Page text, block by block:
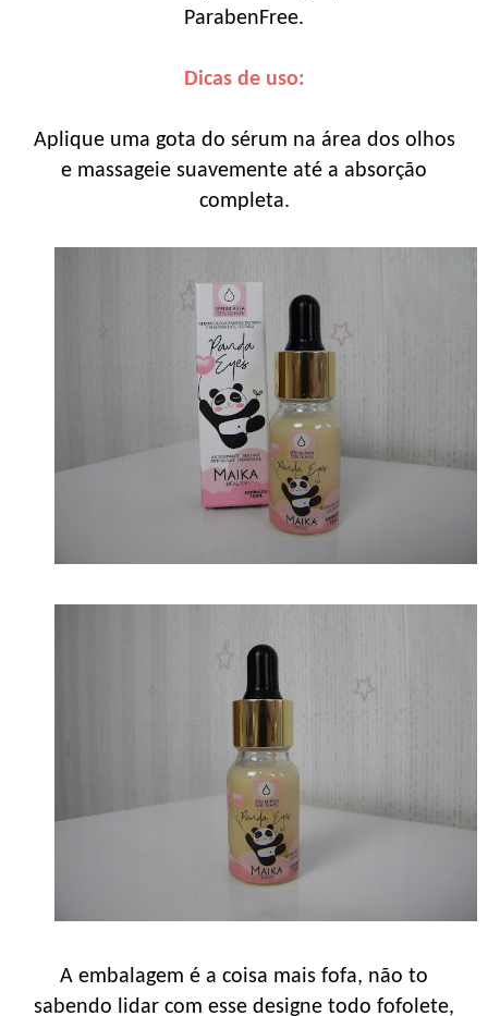
ParabenFree.
Dicas de uso:
Aplique uma gota do sérum na área dos olhos
e massageie suavemente até a absorção
completa.
A embalagem é a coisa mais fofa, não to
sabendo lidar com esse designe todo fofolete,